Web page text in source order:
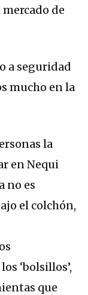
de
a seguridad
mucho en la
la
en Nequi
no es
el colchón,
‘bolsillos’,
que